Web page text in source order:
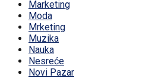
Marketing
Moda
Mrketing
Muzika
Nauka
Nesreće
Novi Pazar